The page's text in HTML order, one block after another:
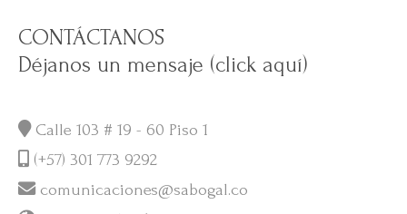
CONTÁCTANOS
Déjanos un mensaje (click aquí)
Calle 103 # 19 - 60 Piso 1
(+57) 301 773 9292
comunicaciones@sabogal.co